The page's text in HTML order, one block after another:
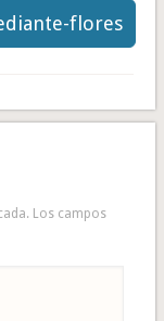
flores
Los campos